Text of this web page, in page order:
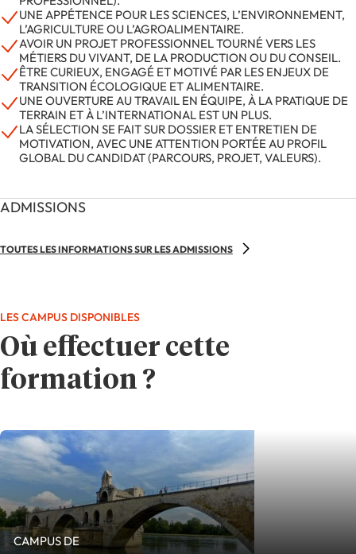
UNE APPÉTENCE POUR LES SCIENCES, L’ENVIRONNEMENT,
L’AGRICULTURE OU L’AGROALIMENTAIRE.
AVOIR UN PROJET PROFESSIONNEL TOURNÉ VERS LES
MÉTIERS DU VIVANT, DE LA PRODUCTION OU DU CONSEIL.
ÊTRE CURIEUX, ENGAGÉ ET MOTIVÉ PAR LES ENJEUX DE
TRANSITION ÉCOLOGIQUE ET ALIMENTAIRE.
UNE OUVERTURE AU TRAVAIL EN ÉQUIPE, À LA PRATIQUE DE
TERRAIN ET À L’INTERNATIONAL EST UN PLUS.
LA SÉLECTION SE FAIT SUR DOSSIER ET ENTRETIEN DE
MOTIVATION, AVEC UNE ATTENTION PORTÉE AU PROFIL
GLOBAL DU CANDIDAT (PARCOURS, PROJET, VALEURS).
ADMISSIONS
TOUTES LES INFORMATIONS SUR LES ADMISSIONS
Où effectuer cette
formation ?
LES CAMPUS DISPONIBLES
CAMPUS DE